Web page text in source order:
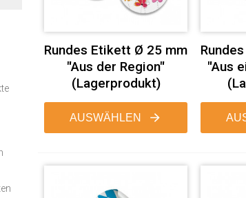
Rundes Etikett Ø 25 mm
"Aus der Region"
(Lagerprodukt)
AUSWÄHLEN
"Aus